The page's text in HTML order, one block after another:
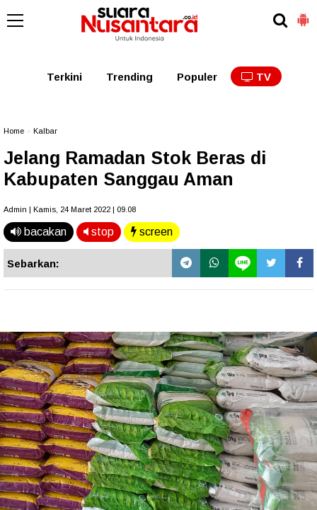
Kalbar Kalteng
Terkini Trending Populer TV
Home Kalbar
Jelang Ramadan Stok Beras di
Kabupaten Sanggau Aman
Admin | Kamis, 24 Maret 2022 | 09.08
bacakan stop screen
Sebarkan: